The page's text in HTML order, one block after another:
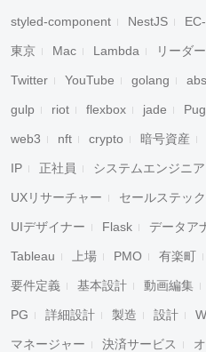
styled-component NestJS
東京 Mac Lambda リーダー
Twitter YouTube golang
gulp riot flexbox jade Pug
web3 nft crypto 暗号資産
IP 正社員 システムエンジニア
UXリサーチャー セールステック
UIデザイナー Flask データア
Tableau 上場 PMO 有楽町
要件定義 基本設計 動画編集
PG 詳細設計 製造 設計
マネージャー 決済サービス